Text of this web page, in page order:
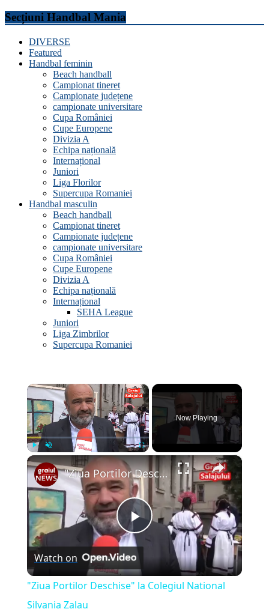
Secțiuni Handbal Mania
DIVERSE
Featured
Handbal feminin
Beach handball
Campionat tineret
Campionate județene
campionate universitare
Cupa României
Cupe Europene
Divizia A
Echipa națională
Internațional
Juniori
Liga Florilor
Supercupa Romaniei
Handbal masculin
Beach handball
Campionat tineret
Campionate județene
campionate universitare
Cupa României
Cupe Europene
Divizia A
Echipa națională
Internațional
SEHA League
Juniori
Liga Zimbrilor
Supercupa Romaniei
×
Fullscreen
Now Playing
×
Play
Video
"Ziua Portilor Deschise" la Colegiul National Silvania Zalau
Watch on
"Ziua Portilor Deschise" la Colegiul National
Silvania Zalau